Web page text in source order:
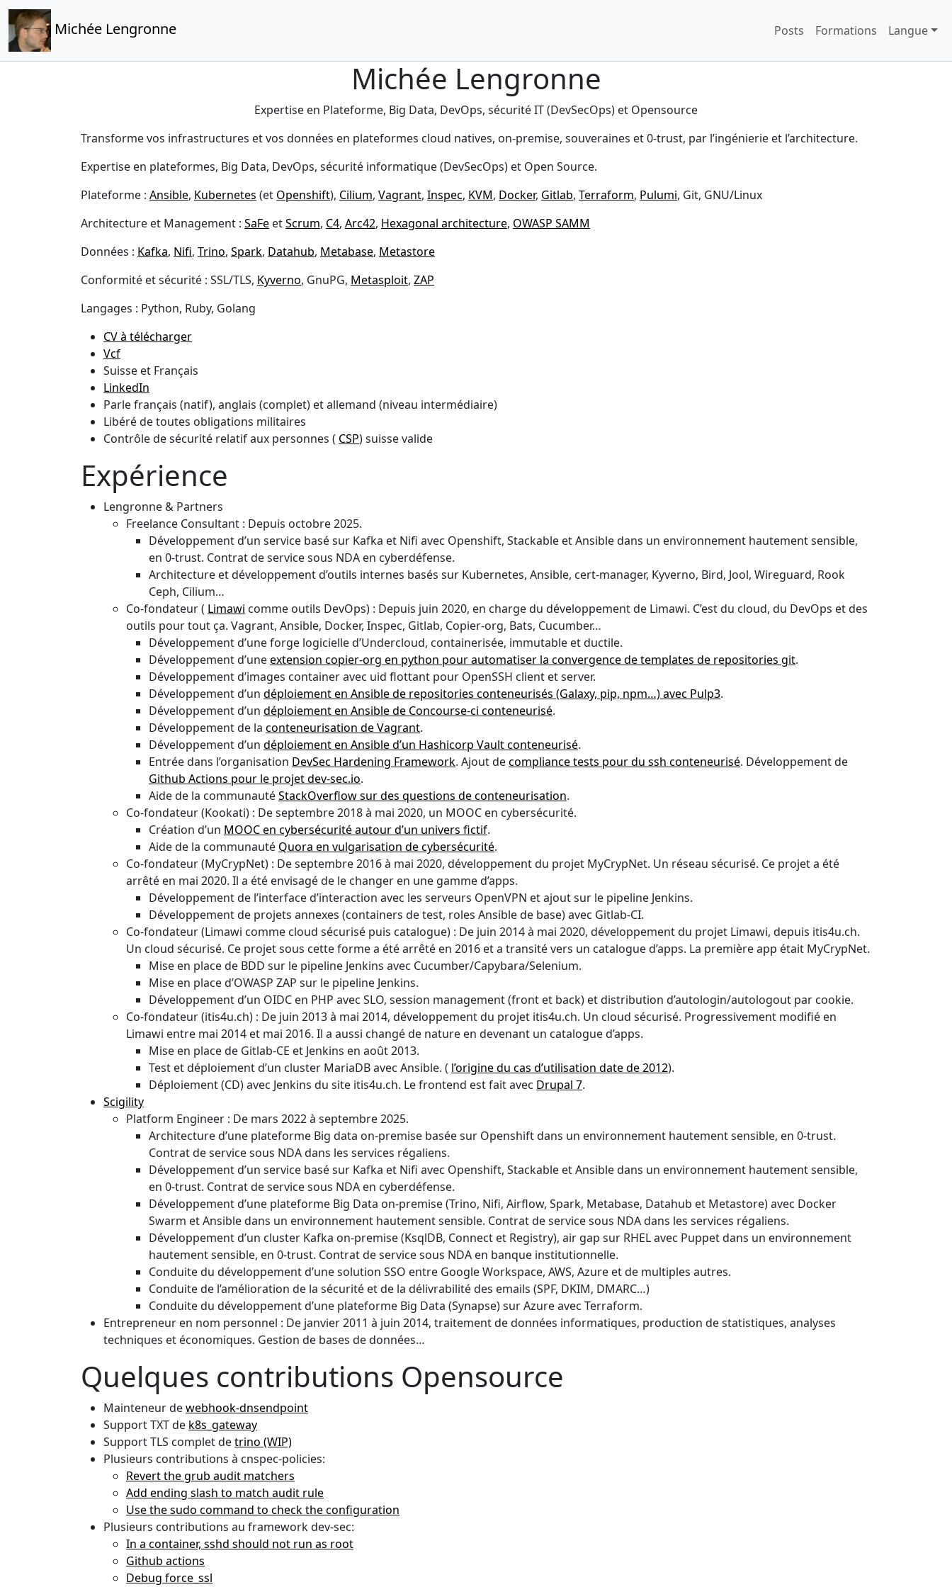
Michée Lengronne Posts Formations Langue
Michée Lengronne
Expertise en Plateforme, Big Data, DevOps, sécurité IT (DevSecOps) et Opensource
Transforme vos infrastructures et vos données en plateformes cloud natives, on-premise, souveraines et 0-trust, par l’ingénierie et l’architecture.
Expertise en plateformes, Big Data, DevOps, sécurité informatique (DevSecOps) et Open Source.
Plateforme : Ansible, Kubernetes (et Openshift), Cilium, Vagrant, Inspec, KVM, Docker, Gitlab, Terraform, Pulumi, Git, GNU/Linux
Architecture et Management : SaFe etScrum, C4, Arc42, Hexagonal architecture, OWASP SAMM
Données : Kafka, Nifi, Trino, Spark, Datahub, Metabase, Metastore
Conformité et sécurité : SSL/TLS, Kyverno, GnuPG, Metasploit, ZAP
Langages : Python, Ruby, Golang
CV à télécharger
Vcf
Suisse et Français
LinkedIn
Parle français (natif), anglais (complet) et allemand (niveau intermédiaire)
Libéré de toutes obligations militaires
Contrôle de sécurité relatif aux personnes ( CSP) suisse valide
Expérience
Lengronne & Partners
Freelance Consultant : Depuis octobre 2025.
Développement d’un service basé sur Kafka et Nifi avec Openshift, Stackable et Ansible dans un environnement hautement sensible,
en 0-trust. Contrat de service sous NDA en cyberdéfense.
Architecture et développement d’outils internes basés sur Kubernetes, Ansible, cert-manager, Kyverno, Bird, Jool, Wireguard, Rook
Ceph, Cilium…
Co-fondateur ( Limawi comme outils DevOps) : Depuis juin 2020, en charge du développement de Limawi. C’est du cloud, du DevOps et des
outils pour tout ça. Vagrant, Ansible, Docker, Inspec, Gitlab, Copier-org, Bats, Cucumber…
Développement d’une forge logicielle d’Undercloud, containerisée, immutable et ductile.
Développement d’uneextension copier-org en python pour automatiser la convergence de templates de repositories git.
Développement d’images container avec uid flottant pour OpenSSH client et server.
Développement d’un déploiement en Ansible de repositories conteneurisés (Galaxy, pip, npm…) avec Pulp3.
Développement d’un déploiement en Ansible de Concourse-ci conteneurisé.
Développement de la conteneurisation de Vagrant.
Développement d’un déploiement en Ansible d’un Hashicorp Vault conteneurisé.
Entrée dans l’organisation DevSec Hardening Framework. Ajout decompliance tests pour du ssh conteneurisé. Développement de
Github Actions pour le projet dev-sec.io.
Aide de la communautéStackOverflow sur des questions de conteneurisation.
Co-fondateur (Kookati) : De septembre 2018 à mai 2020, un MOOC en cybersécurité.
Création d’un MOOC en cybersécurité autour d’un univers fictif.
Aide de la communauté Quora en vulgarisation de cybersécurité.
Co-fondateur (MyCrypNet) : De septembre 2016 à mai 2020, développement du projet MyCrypNet. Un réseau sécurisé. Ce projet a été
arrêté en mai 2020. Il a été envisagé de le changer en une gamme d’apps.
Développement de l’interface d’interaction avec les serveurs OpenVPN et ajout sur le pipeline Jenkins.
Développement de projets annexes (containers de test, roles Ansible de base) avec Gitlab-CI.
Co-fondateur (Limawi comme cloud sécurisé puis catalogue) : De juin 2014 à mai 2020, développement du projet Limawi, depuis itis4u.ch.
Un cloud sécurisé. Ce projet sous cette forme a été arrêté en 2016 et a transité vers un catalogue d’apps. La première app était MyCrypNet.
Mise en place de BDD sur le pipeline Jenkins avec Cucumber/Capybara/Selenium.
Mise en place d’OWASP ZAP sur le pipeline Jenkins.
Développement d’un OIDC en PHP avec SLO, session management (front et back) et distribution d’autologin/autologout par cookie.
Co-fondateur (itis4u.ch) : De juin 2013 à mai 2014, développement du projet itis4u.ch. Un cloud sécurisé. Progressivement modifié en
Limawi entre mai 2014 et mai 2016. Il a aussi changé de nature en devenant un catalogue d’apps.
Mise en place de Gitlab-CE et Jenkins en août 2013.
Test et déploiement d’un cluster MariaDB avec Ansible. ( l’origine du cas d’utilisation date de 2012).
Déploiement (CD) avec Jenkins du site itis4u.ch. Le frontend est fait avec Drupal 7.
Scigility
Platform Engineer : De mars 2022 à septembre 2025.
Architecture d’une plateforme Big data on-premise basée sur Openshift dans un environnement hautement sensible, en 0-trust.
Contrat de service sous NDA dans les services régaliens.
Développement d’un service basé sur Kafka et Nifi avec Openshift, Stackable et Ansible dans un environnement hautement sensible,
en 0-trust. Contrat de service sous NDA en cyberdéfense.
Développement d’une plateforme Big Data on-premise (Trino, Nifi, Airflow, Spark, Metabase, Datahub et Metastore) avec Docker
Swarm et Ansible dans un environnement hautement sensible. Contrat de service sous NDA dans les services régaliens.
Développement d’un cluster Kafka on-premise (KsqlDB, Connect et Registry), air gap sur RHEL avec Puppet dans un environnement
hautement sensible, en 0-trust. Contrat de service sous NDA en banque institutionnelle.
Conduite du développement d’une solution SSO entre Google Workspace, AWS, Azure et de multiples autres.
Conduite de l’amélioration de la sécurité et de la délivrabilité des emails (SPF, DKIM, DMARC…)
Conduite du développement d’une plateforme Big Data (Synapse) sur Azure avec Terraform.
Entrepreneur en nom personnel : De janvier 2011 à juin 2014, traitement de données informatiques, production de statistiques, analyses
techniques et économiques. Gestion de bases de données…
Quelques contributions Opensource
Mainteneur dewebhook-dnsendpoint
Support TXT de k8s_gateway
Support TLS complet detrino (WIP)
Plusieurs contributions à cnspec-policies:
Revert the grub audit matchers
Add ending slash to match audit rule
Use the sudo command to check the configuration
Plusieurs contributions au framework dev-sec:
In a container, sshd should not run as root
Github actions
Debug force_ssl